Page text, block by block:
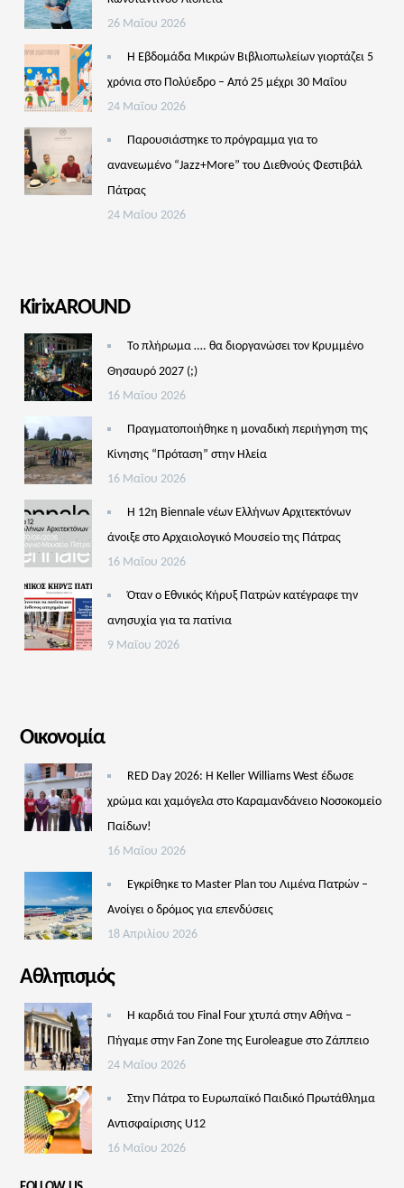
26 Μαΐου 2026
Η Εβδομάδα Μικρών Βιβλιοπωλείων γιορτάζει 5
χρόνια στο Πολύεδρο – Από 25 μέχρι 30 Μαΐου
24 Μαΐου 2026
Παρουσιάστηκε το πρόγραμμα για το
ανανεωμένο “Jazz+More” του Διεθνούς Φεστιβάλ
Πάτρας
24 Μαΐου 2026
KirixAROUND
Το πλήρωμα …. θα διοργανώσει τον Κρυμμένο
Θησαυρό 2027 (;)
16 Μαΐου 2026
Πραγματοποιήθηκε η μοναδική περιήγηση της
Κίνησης “Πρόταση” στην Ηλεία
16 Μαΐου 2026
Η 12η Biennale νέων Ελλήνων Αρχιτεκτόνων
άνοιξε στο Αρχαιολογικό Μουσείο της Πάτρας
16 Μαΐου 2026
Όταν ο Εθνικός Κήρυξ Πατρών κατέγραφε την
ανησυχία για τα πατίνια
9 Μαΐου 2026
Οικονομία
RED Day 2026: Η Keller Williams West έδωσε
χρώμα και χαμόγελα στο Καραμανδάνειο Νοσοκομείο
Παίδων!
16 Μαΐου 2026
Εγκρίθηκε το Master Plan του Λιμένα Πατρών –
Aνοίγει ο δρόμος για επενδύσεις
18 Απριλίου 2026
Αθλητισμός
Η καρδιά του Final Four χτυπά στην Αθήνα –
Πήγαμε στην Fan Zone της Euroleague στο Ζάππειο
24 Μαΐου 2026
Στην Πάτρα το Ευρωπαϊκό Παιδικό Πρωτάθλημα
Αντισφαίρισης U12
16 Μαΐου 2026